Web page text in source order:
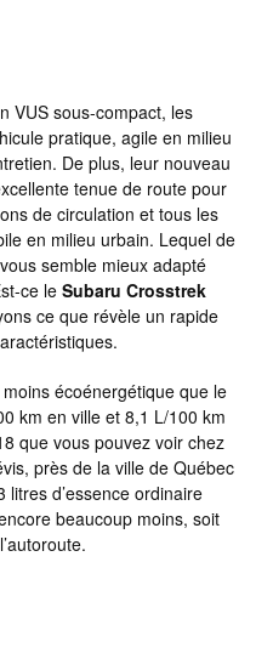
VUS sous-compact, les
pratique, agile en milieu
De plus, leur nouveau
tenue de route pour
de circulation et tous les
en milieu urbain. Lequel de
semble mieux adapté
ce le Subaru Crosstrek
ce que révèle un rapide
écoénergétique que le
km en ville et 8,1 L/100 km
que vous pouvez voir chez
près de la ville de Québec
litres d’essence ordinaire
beaucoup moins, soit